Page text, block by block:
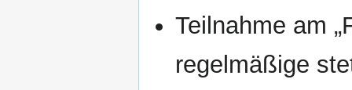
Teilnahme am
regelmäßige